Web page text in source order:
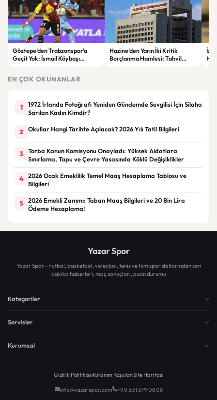
Göztepe’den Trabzonspor’a
Geçit Yok: İsmail Köybaşı
Hazine’den Yarın İki Kritik
Borçlanma Hamlesi: Tahvil
EN ÇOK OKUNANLAR
1
1972 İrlanda Fotoğrafı Yeniden Gündemde Sevgilisi İçin Silaha
Sarılan Kadın Kimdir?
2 Okullar Hangi Tarihte Açılacak? 2026 Yılı Tatil Bilgileri
3
Torba Kanun Komisyonu Onayladı: Yüksek Aidatlara
Sınırlama, Tapu ve Çevre Yasasında Köklü Değişiklikler
4
2026 Ocak Emeklilik Temel Maaş Hesaplama Tablosu ve
Bilgileri
5
2026 Emekli Zammı: Taban Maaş Bilgileri ve 20 Bin Lira
Ödeme Hesaplama!
Yazar Spor
Yazar Spor - Futbol, basketbol, voleybol, tenis ve tüm spor dallarından son
dakika haberleri, maç sonuçları, puan durumu
Kategoriler
Servisler
Kurumsal
Gizlilik PolitikasıKullanım KoşullarıSite Haritası
info@yazarspor.com +90 501 379 08 08